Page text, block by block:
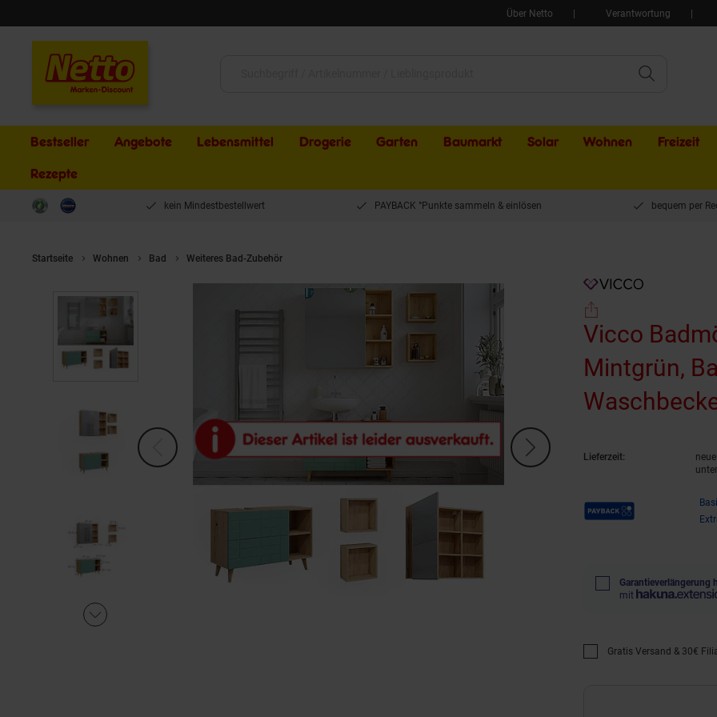
Über Netto Verantwortung
Bestseller Angebote Lebensmittel Drogerie Garten Baumarkt Solar Wohnen Freizeit
Rezepte
kein Mindestbestellwert PAYBACK °Punkte sammeln & einlösen bequem per
Startseite Wohnen Bad Weiteres Bad-Zubehör
Vicco
Mintgrün,
Lieferzeit:
Payback Punkte
Garantieverlängerung
mit
Promotion "Gratis
Gratis Versand & 30€